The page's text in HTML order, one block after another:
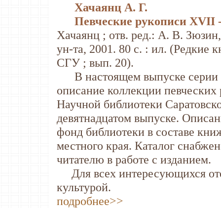
Хачаянц А. Г.
Певческие рукописи XVII
Хачаянц ; отв. ред.: А. В.
ун-та, 2001. 80 с. : ил. (Редкие
СГУ ; вып. 20).
В настоящем выпуске серии
описание коллекции
Научной библиотеки
девятнадцатом выпуске.
фонд библиотеки в составе
местного края. Каталог
читателю в работе с изданием.
Для всех интересующихся
культурой.
подробнее>>